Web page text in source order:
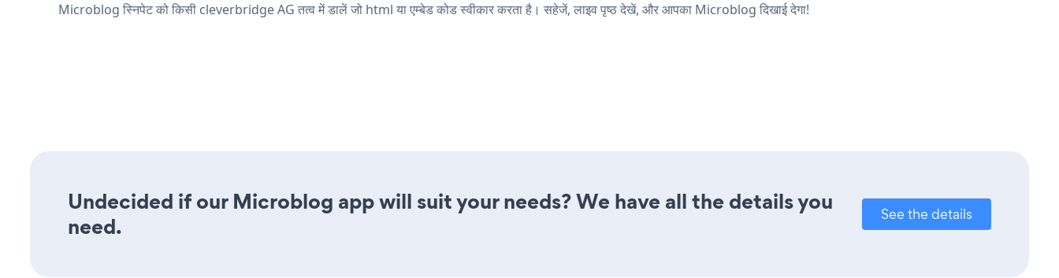
Microblog स्निपेट को किसी cleverbridge AG तत्व में डालें जो html या एम्बेड कोड स्वीकार करता है। सहेजें, लाइव पृष्ठ देखें, और आपका Microblog दिखाई देगा!
Undecided if our Microblog app will suit your needs? We have all the details you
need.
See the details